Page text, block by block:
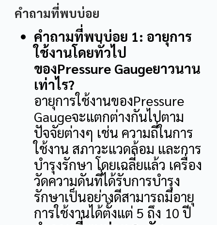
คำถามที่พบบ่อย
คำถามที่พบบ่อย 1: อายุการ
ใช้งานโดยทั่วไป
ของPressure Gaugeยาวนาน
เท่าไร?
อายุการใช้งานของPressure
Gaugeจะแตกต่างกันไปตาม
ปัจจัยต่างๆ เช่น ความถี่ในการ
ใช้งาน สภาวะแวดล้อม และการ
บำรุงรักษา โดยเฉลี่ยแล้ว เครื่อง
วัดความดันที่ได้รับการบำรุง
รักษาเป็นอย่างดีสามารถมีอายุ
การใช้งานได้ตั้งแต่ 5 ถึง 10 ปี